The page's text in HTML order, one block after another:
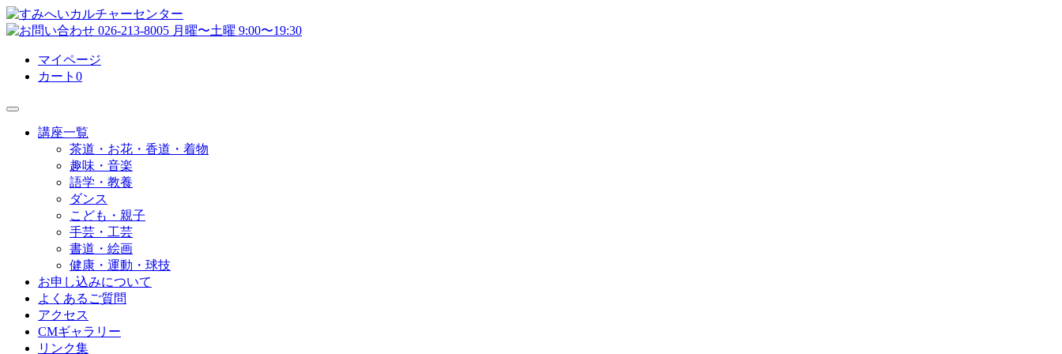
マイページ
カート 0
講座一覧
茶道・お花・香道・着物
趣味・音楽
語学・教養
ダンス
こども・親子
手芸・工芸
書道・絵画
健康・運動・球技
お申し込みについて
よくあるご質問
アクセス
CMギャラリー
リンク集